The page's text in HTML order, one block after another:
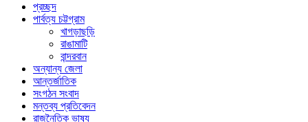
প্রচ্ছদ
পার্বত্য চট্টগ্রাম
খাগড়াছড়ি
রাঙামাটি
বান্দরবান
অন্যান্য জেলা
আন্তর্জাতিক
সংগঠন সংবাদ
মন্তব্য প্রতিবেদন
রাজনৈতিক ভাষ্য